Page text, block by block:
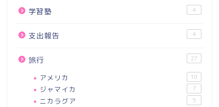
学習塾 4
支出報告 4
旅行 27
アメリカ 10
ジャマイカ 7
ニカラグア 5